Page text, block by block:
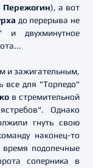
Пережогин), а вот
до перерыва не
и двухминутное
и зажигательным,
все для "Торпедо"
в стремительной
Однако
гнуть свою
наконец-то
подопечные
соперника в